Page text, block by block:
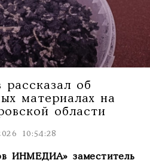
рассказал об
материалах на
области
10:54:28
ИНМЕДИА» заместитель